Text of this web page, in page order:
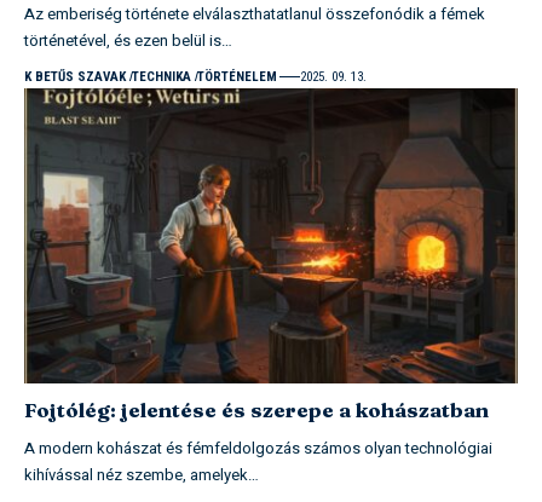
Az emberiség története elválaszthatatlanul összefonódik a fémek
történetével, és ezen belül is…
K BETŰS SZAVAK TECHNIKA TÖRTÉNELEM 2025. 09. 13.
Fojtólég: jelentése és szerepe a kohászatban
A modern kohászat és fémfeldolgozás számos olyan technológiai
kihívással néz szembe, amelyek…